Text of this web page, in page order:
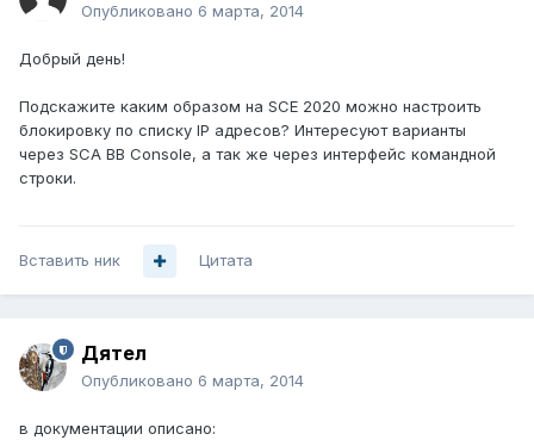
Опубликовано 6 марта, 2014
Добрый день!
Подскажите каким образом на SCE 2020 можно настроить
блокировку по списку IP адресов? Интересуют варианты
через SCA BB Console, а так же через интерфейс командной
строки.
Вставить ник Цитата
Дятел
Опубликовано 6 марта, 2014
в документации описано: